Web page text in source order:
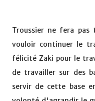
Troussier ne fera pas
vouloir continuer le
félicité Zaki pour le
de travailler sur des
servir de cette base